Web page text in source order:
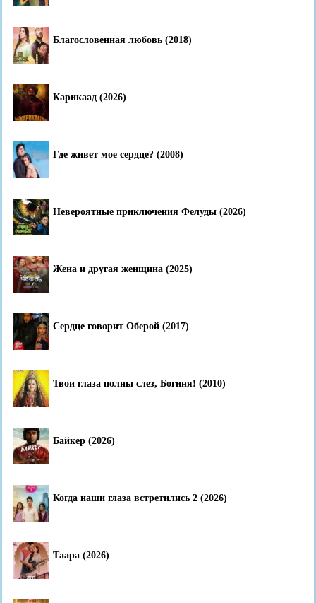
Благословенная любовь (2018)
Карикаад (2026)
Где живет мое сердце? (2008)
Невероятные приключения Фелуды (2026)
Жена и другая женщина (2025)
Сердце говорит Оберой (2017)
Твои глаза полны слез, Богиня! (2010)
Байкер (2026)
Когда наши глаза встретились 2 (2026)
Таара (2026)